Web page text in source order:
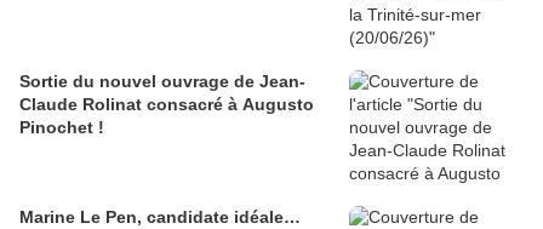
Sortie du nouvel ouvrage de Jean-
Claude Rolinat consacré à Augusto
Pinochet !
Marine Le Pen, candidate idéale…